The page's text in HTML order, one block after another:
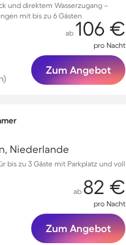
und direktem Wasserzugang –
mit bis zu 6 Gästen
ab 106 €
pro Nacht
Zum Angebot
Niederlande
bis zu 3 Gäste mit Parkplatz und voll
ab 82 €
pro Nacht
Zum Angebot